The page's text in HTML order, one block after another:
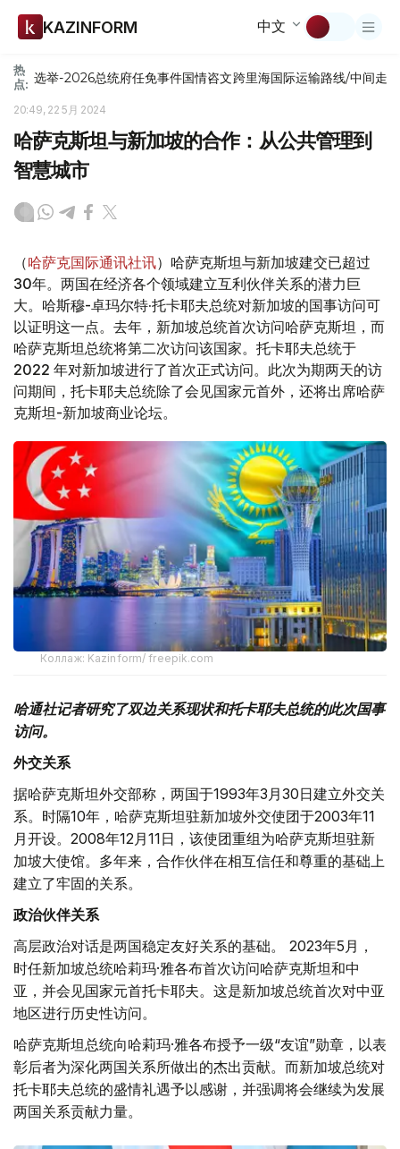
KAZINFORM 中文
热
点: 选举-2026总统府任免事件国情咨文跨里海国际运输路线/中间走廊
20:49, 22 5月 2024
哈萨克斯坦与新加坡的合作：从公共管理到
智慧城市
（哈萨克国际通讯社讯）哈萨克斯坦与新加坡建交已超过
30年。两国在经济各个领域建立互利伙伴关系的潜力巨
大。哈斯穆-卓玛尔特·托卡耶夫总统对新加坡的国事访问可
以证明这一点。去年，新加坡总统首次访问哈萨克斯坦，而
哈萨克斯坦总统将第二次访问该国家。托卡耶夫总统于
2022 年对新加坡进行了首次正式访问。此次为期两天的访
问期间，托卡耶夫总统除了会见国家元首外，还将出席哈萨
克斯坦-新加坡商业论坛。
Коллаж: Kazinform/ freepik.com
哈通社记者研究了双边关系现状和托卡耶夫总统的此次国事
访问。
外交关系
据哈萨克斯坦外交部称，两国于1993年3月30日建立外交关
系。时隔10年，哈萨克斯坦驻新加坡外交使团于2003年11
月开设。2008年12月11日，该使团重组为哈萨克斯坦驻新
加坡大使馆。多年来，合作伙伴在相互信任和尊重的基础上
建立了牢固的关系。
政治伙伴关系
高层政治对话是两国稳定友好关系的基础。 2023年5月，
时任新加坡总统哈莉玛·雅各布首次访问哈萨克斯坦和中
亚，并会见国家元首托卡耶夫。这是新加坡总统首次对中亚
地区进行历史性访问。
哈萨克斯坦总统向哈莉玛·雅各布授予一级“友谊”勋章，以表
彰后者为深化两国关系所做出的杰出贡献。而新加坡总统对
托卡耶夫总统的盛情礼遇予以感谢，并强调将会继续为发展
两国关系贡献力量。